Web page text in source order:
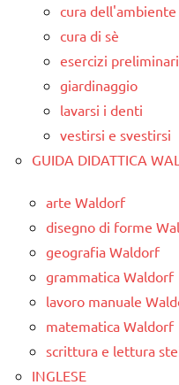
cura dell'ambiente
cura di sè
esercizi
giardinaggio
lavarsi i denti
vestirsi e svestirsi
GUIDA DIDATTICA
arte Waldorf
disegno di forme
geografia Waldorf
grammatica Waldorf
lavoro manuale
matematica Waldorf
scrittura e lettura
INGLESE